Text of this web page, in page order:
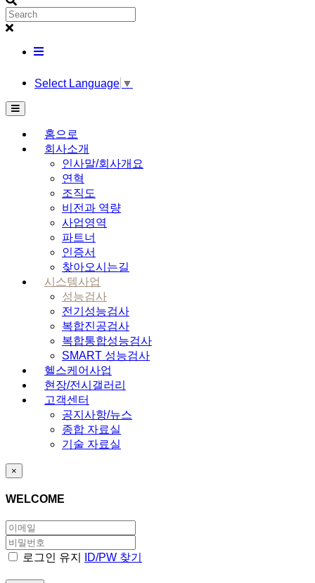
Select Language ▼
홈으로
회사소개
인사말/회사개요
연혁
조직도
비전과 역량
사업영역
파트너
인증서
찾아오시는길
시스템사업
성능검사
전기성능검사
복합진공검사
복합통합성능검사
SMART 성능검사
헬스케어사업
현장/전시갤러리
고객센터
공지사항/뉴스
종합 자료실
기술 자료실
×
WELCOME
로그인 유지 ID/PW 찾기